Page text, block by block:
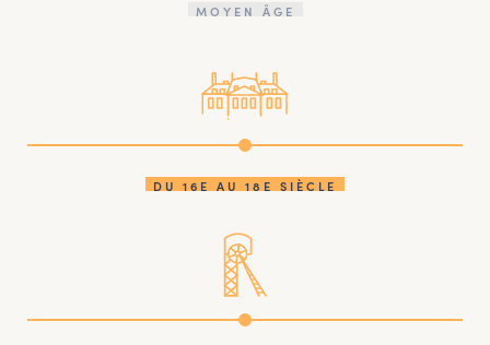
MOYEN ÂGE
DU 16E AU 18E SIÈCLE